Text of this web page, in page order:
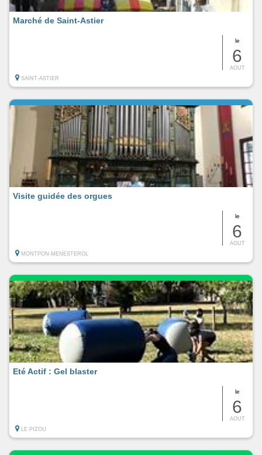
le
6
AOUT
Marché de Saint-Astier
SAINT-ASTIER
le
6
AOUT
Visite guidée des orgues
MONTPON-MENESTEROL
le
6
AOUT
Eté Actif : Gel blaster
LE PIZOU